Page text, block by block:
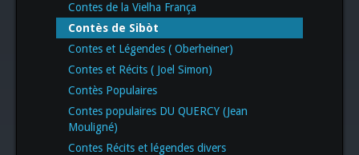
Contes de la Vielha França
Contès de Sibòt
Contes et Légendes ( Oberheiner)
Contes et Récits ( Joel Simon)
Contès Populaires
Contes populaires DU QUERCY (Jean
Mouligné)
Contes Récits et légendes divers